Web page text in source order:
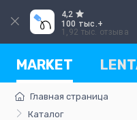
4,2
100 тыс.+
1,92 тыс. отзыва
MARKET
Главная страница
Каталог